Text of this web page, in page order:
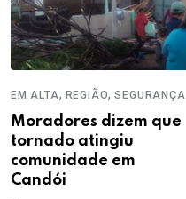
EM ALTA, REGIÃO,SEGURANÇA
Moradores dizem que
tornado atingiu
comunidade em
Candói